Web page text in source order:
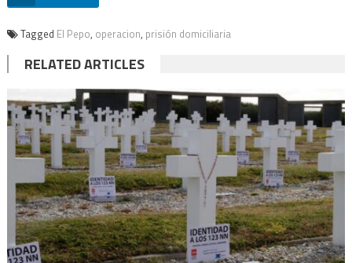
Tagged El Pepo, operacion, prisión domiciliaria
RELATED ARTICLES